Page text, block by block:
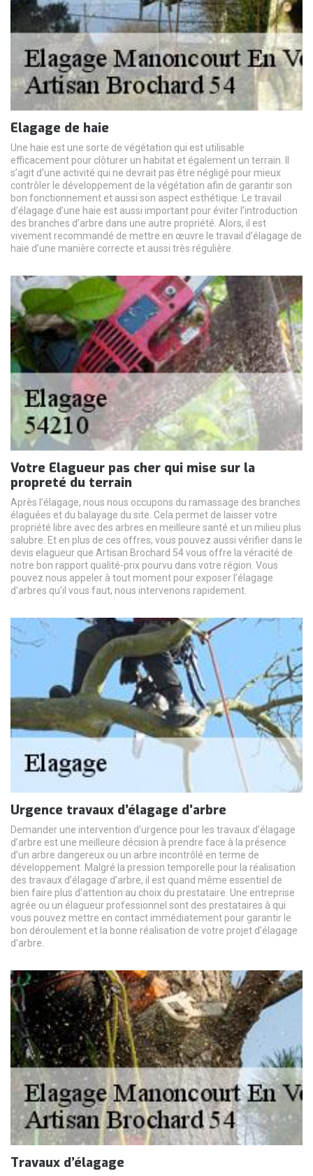
Elagage de haie
Une haie est une sorte de végétation qui est utilisable
efficacement pour clôturer un habitat et également un terrain. Il
s’agit d’une activité qui ne devrait pas être négligé pour mieux
contrôler le développement de la végétation afin de garantir son
bon fonctionnement et aussi son aspect esthétique. Le travail
d’élagage d’une haie est aussi important pour éviter l’introduction
des branches d’arbre dans une autre propriété. Alors, il est
vivement recommandé de mettre en œuvre le travail d’élagage de
haie d’une manière correcte et aussi très régulière.
Votre Elagueur pas cher qui mise sur la
propreté du terrain
Après l’élagage, nous nous occupons du ramassage des branches
élaguées et du balayage du site. Cela permet de laisser votre
propriété libre avec des arbres en meilleure santé et un milieu plus
salubre. Et en plus de ces offres, vous pouvez aussi vérifier dans le
devis elagueur que Artisan Brochard 54 vous offre la véracité de
notre bon rapport qualité-prix pourvu dans votre région. Vous
pouvez nous appeler à tout moment pour exposer l’élagage
d’arbres qu’il vous faut, nous intervenons rapidement.
Urgence travaux d’élagage d’arbre
Demander une intervention d’urgence pour les travaux d’élagage
d’arbre est une meilleure décision à prendre face à la présence
d’un arbre dangereux ou un arbre incontrôlé en terme de
développement. Malgré la pression temporelle pour la réalisation
des travaux d’élagage d’arbre, il est quand même essentiel de
bien faire plus d’attention au choix du prestataire. Une entreprise
agrée ou un élagueur professionnel sont des prestataires à qui
vous pouvez mettre en contact immédiatement pour garantir le
bon déroulement et la bonne réalisation de votre projet d’élagage
d’arbre.
Travaux d’élagage